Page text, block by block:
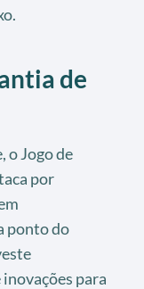
de
o Jogo de
por
ponto do
para